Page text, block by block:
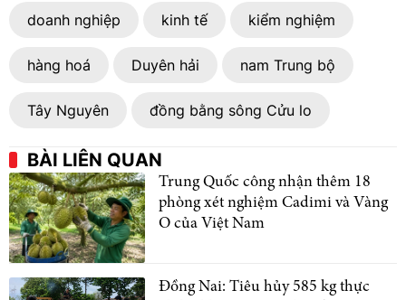
doanh nghiệp kinh tế kiểm nghiệm
hàng hoá Duyên hải nam Trung bộ
Tây Nguyên đồng bằng sông Cửu lo
BÀI LIÊN QUAN
Trung Quốc công nhận thêm 18
phòng xét nghiệm Cadimi và Vàng
O của Việt Nam
Đồng Nai: Tiêu hủy 585 kg thực